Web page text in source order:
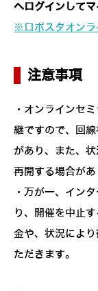
へログインしてマ
※ロボスタオンラ
注意事項
・オンラインセ
継ですので、回
があり、また、
再開する場合があ
・万が一、イン
り、開催を中止
金や、状況によ
ただきます。